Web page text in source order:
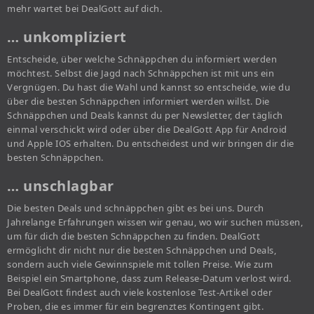
mehr wartet bei DealGott auf dich.
… unkompliziert
Entscheide, über welche Schnäppchen du informiert werden
möchtest. Selbst die Jagd nach Schnäppchen ist mit uns ein
Vergnügen. Du hast die Wahl und kannst so entscheide, wie du
über die besten Schnäppchen informiert werden willst. Die
Schnäppchen und Deals kannst du per Newsletter, der täglich
einmal verschickt wird oder über die DealGott App für Android
und Apple IOS erhalten. Du entscheidest und wir bringen dir die
besten Schnäppchen.
… unschlagbar
Die besten Deals und schnäppchen gibt es bei uns. Durch
Jahrelange Erfahrungen wissen wir genau, wo wir suchen müssen,
um für dich die besten Schnäppchen zu finden. DealGott
ermöglicht dir nicht nur die besten Schnäppchen und Deals,
sondern auch viele Gewinnspiele mit tollen Preise. Wie zum
Beispiel ein Smartphone, dass zum Release-Datum verlost wird.
Bei DealGott findest auch viele kostenlose Test-Artikel oder
Proben, die es immer für ein begrenztes Kontingent gibt.